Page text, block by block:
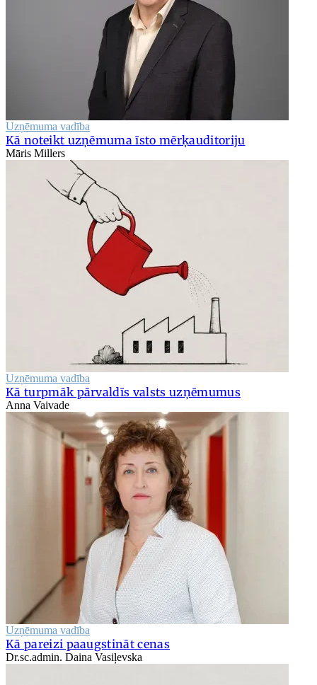
Uzņēmuma vadība
Kā noteikt uzņēmuma īsto mērķauditoriju
Māris Millers
Uzņēmuma vadība
Kā turpmāk pārvaldīs valsts uzņēmumus
Anna Vaivade
Uzņēmuma vadība
Kā pareizi paaugstināt cenas
Dr.sc.admin. Daina Vasiļevska